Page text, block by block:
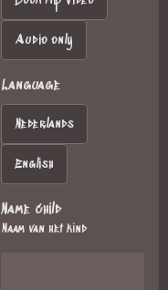
Audio only
Language
Nederlands
English
Name child
Naam van het kind